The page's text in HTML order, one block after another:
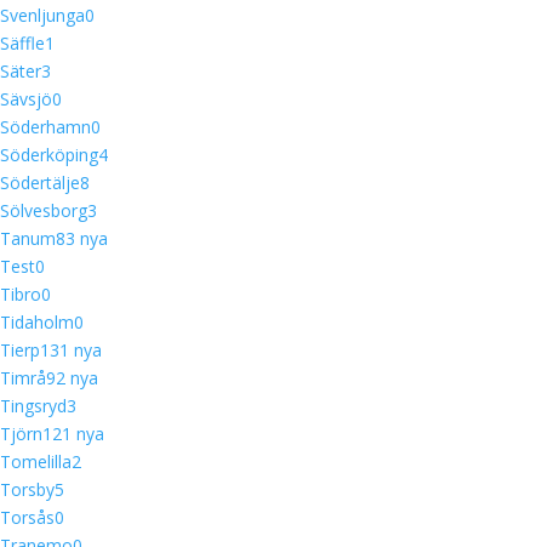
Svenljunga0
Säffle1
Säter3
Sävsjö0
Söderhamn0
Söderköping4
Södertälje8
Sölvesborg3
Tanum83 nya
Test0
Tibro0
Tidaholm0
Tierp131 nya
Timrå92 nya
Tingsryd3
Tjörn121 nya
Tomelilla2
Torsby5
Torsås0